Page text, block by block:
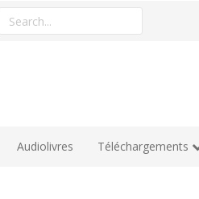
Search
a
Audiolivres Téléchargements